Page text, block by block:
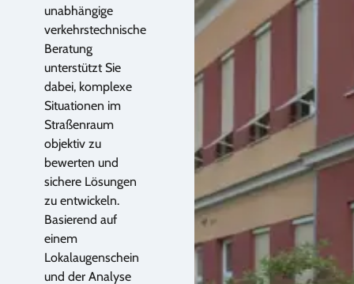
unabhängige
verkehrstechnische
Beratung
unterstützt Sie
dabei, komplexe
Situationen im
Straßenraum
objektiv zu
bewerten und
sichere Lösungen
zu entwickeln.
Basierend auf
einem
Lokalaugenschein
und der Analyse